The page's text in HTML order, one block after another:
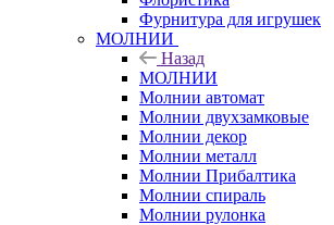
Фурнитура для игрушек
МОЛНИИ
Назад
МОЛНИИ
Молнии автомат
Молнии двухзамковые
Молнии декор
Молнии металл
Молнии Прибалтика
Молнии спираль
Молнии рулонка